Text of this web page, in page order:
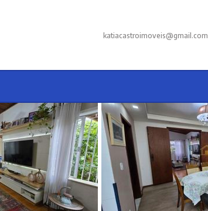
katiacastroimoveis@gmail.com